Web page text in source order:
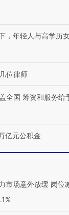
，年轻人与高学历
位律师
全国 筹资和服务给
亿元公积金
市场意外放缓 岗位